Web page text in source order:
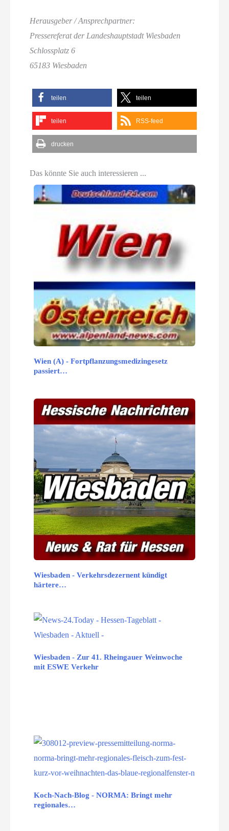
Herausgeber / Ansprechpartner:
Pressereferat der Landeshauptstadt Wiesbaden
Schlossplatz 6
65183 Wiesbaden
teilen teilen
teilen RSS-feed
drucken
Das könnte Sie auch interessieren ...
Wien (A) - Fortpflanzungsmedizingesetz
passiert…
Wiesbaden - Verkehrsdezernent kündigt
härtere…
Wiesbaden - Zur 41. Rheingauer Weinwoche
mit ESWE Verkehr
Koch-Nach-Blog - NORMA: Bringt mehr
regionales…